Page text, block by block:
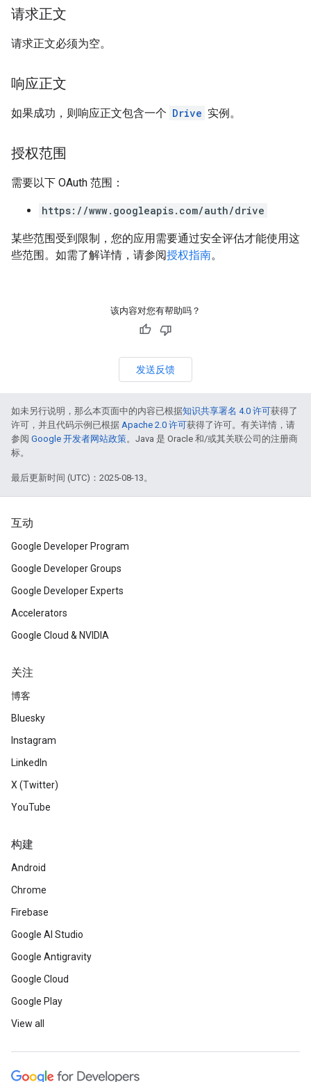
请求正文
请求正文必须为空。
响应正文
如果成功，则响应正文包含一个 Drive 实例。
授权范围
需要以下 OAuth 范围：
https://www.googleapis.com/auth/drive
某些范围受到限制，您的应用需要通过安全评估才能使用这
些范围。如需了解详情，请参阅授权指南。
该内容对您有帮助吗？
发送反馈
如未另行说明，那么本页面中的内容已根据知识共享署名 4.0 许可获得了
许可，并且代码示例已根据 Apache 2.0 许可获得了许可。有关详情，请
参阅 Google 开发者网站政策。Java 是 Oracle 和/或其关联公司的注册商
标。
最后更新时间 (UTC)：2025-08-13。
互动
Google Developer Program
Google Developer Groups
Google Developer Experts
Accelerators
Google Cloud & NVIDIA
关注
博客
Bluesky
Instagram
LinkedIn
X (Twitter)
YouTube
构建
Android
Chrome
Firebase
Google AI Studio
Google Antigravity
Google Cloud
Google Play
View all